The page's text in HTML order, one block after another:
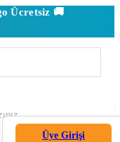
Ücretsiz 🚚
Üye Girişi